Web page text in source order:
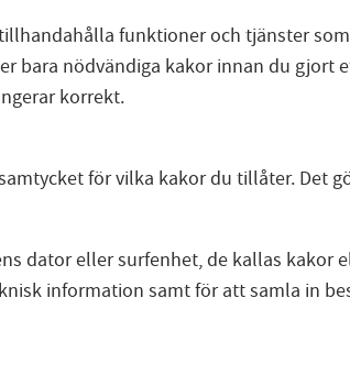
funktioner och tjänster
bara nödvändiga kakor innan du gjort
korrekt.
för vilka kakor du tillåter. Det
dator eller surfenhet, de kallas kakor
information samt för att samla in